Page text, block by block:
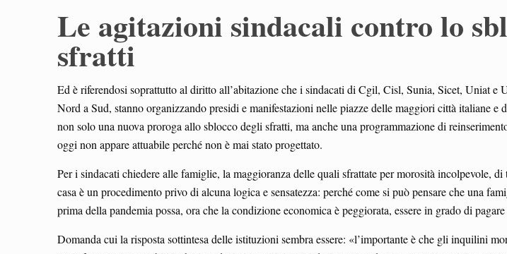
Le agitazioni sindacali contro lo
sfratti
Ed è riferendosi soprattutto al diritto all’abitazione che i sindacati di Cgil, Cisl, Sunia, Sicet, Uniat
Nord a Sud, stanno organizzando presidi e manifestazioni nelle piazze delle maggiori città italiane e
non solo una nuova proroga allo sblocco degli sfratti, ma anche una programmazione di
oggi non appare attuabile perché non è mai stato progettato.
Per i sindacati chiedere alle famiglie, la maggioranza delle quali sfrattate per morosità incolpevole, di
casa è un procedimento privo di alcuna logica e sensatezza: perché come si può pensare che una
prima della pandemia possa, ora che la condizione economica è peggiorata, essere in grado di
Domanda cui la risposta sottintesa delle istituzioni sembra essere: «l’importante è che gli inquilini